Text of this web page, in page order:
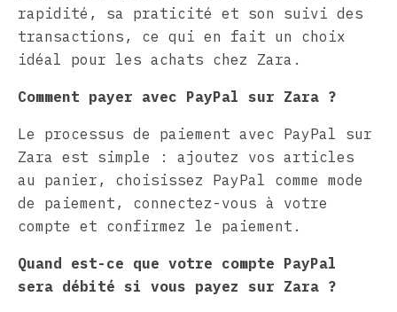
rapidité, sa praticité et son suivi des
transactions, ce qui en fait un choix
idéal pour les achats chez Zara.
Comment payer avec PayPal sur Zara ?
Le processus de paiement avec PayPal sur
Zara est simple : ajoutez vos articles
au panier, choisissez PayPal comme mode
de paiement, connectez-vous à votre
compte et confirmez le paiement.
Quand est-ce que votre compte PayPal
sera débité si vous payez sur Zara ?